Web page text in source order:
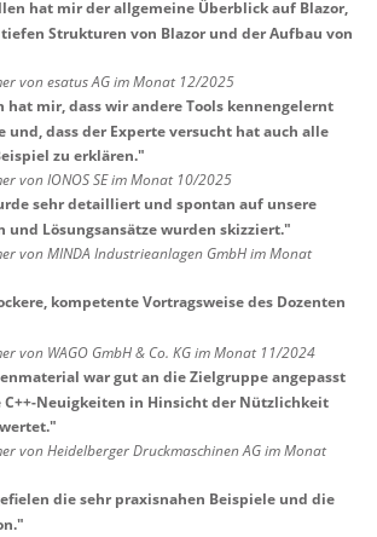
hat mir der allgemeine Überblick auf Blazor,
Strukturen von Blazor und der Aufbau von
von esatus AG im Monat 12/2025
hat mir, dass wir andere Tools kennengelernt
und, dass der Experte versucht hat auch alle
zu erklären."
von IONOS SE im Monat 10/2025
sehr detailliert und spontan auf unsere
und Lösungsansätze wurden skizziert."
von MINDA Industrieanlagen GmbH im Monat
kompetente Vortragsweise des Dozenten
von WAGO GmbH & Co. KG im Monat 11/2024
war gut an die Zielgruppe angepasst
C++-Neuigkeiten in Hinsicht der Nützlichkeit
"
von Heidelberger Druckmaschinen AG im Monat
die sehr praxisnahen Beispiele und die
"